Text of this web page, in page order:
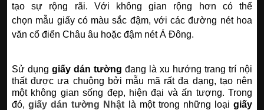
tạo sự rộng rãi. Với không gian rộng hơn có thể
chọn mẫu giấy có màu sắc đậm, với các đường nét hoa
văn cổ điển Châu âu hoặc đậm nét Á Đông.
Sử dụng giấy dán tường đang là xu hướng trang trí nội
thất được ưa chuộng bởi mẫu mã rất đa dạng, tạo nên
một không gian sống đẹp, hiện đại và ấn tượng. Trong
đó,giấy dán tường Nhật là một trong những loạigiấy